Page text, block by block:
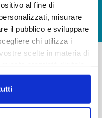
al fine di
misurare
il pubblico e sviluppare
chi utilizza i
scelte in materia di
È possibile
in qualsiasi
cookie o facendo clic
GIUDICA IL SERVIZIO
LAVORA CON NOI
POLICY